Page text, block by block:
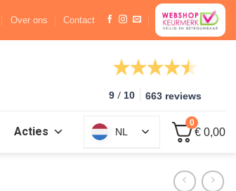
Over ons Contact
9 / 10 663 reviews
Acties NL
0
€ 0,00